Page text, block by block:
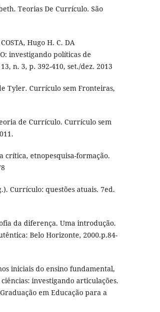
Teorias De Currículo. São
Hugo H. C. DA
investigando políticas de
n. 3, p. 392-410, set./dez. 2013
Tyler. Currículo sem Fronteiras,
de Currículo. Currículo sem
crítica, etnopesquisa-formação.
Currículo: questões atuais. 7ed.
da diferença. Uma introdução.
Belo Horizonte, 2000.p.84-
iniciais do ensino fundamental,
investigando articulações.
em Educação para a